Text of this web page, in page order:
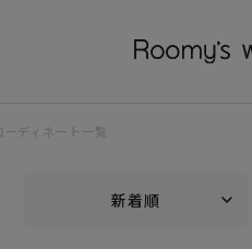
ディネート一覧
新着順